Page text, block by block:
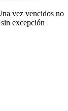
vez vencidos no
excepción